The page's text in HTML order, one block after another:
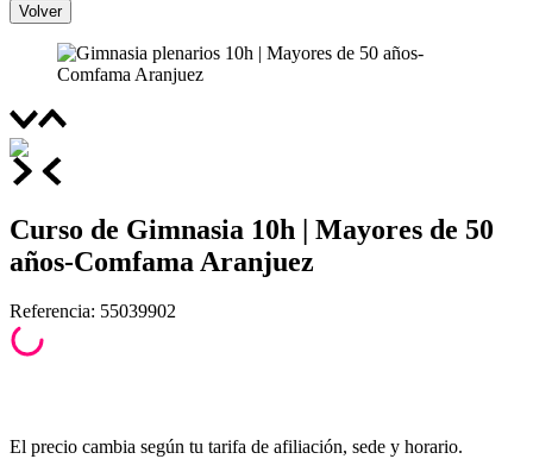
Volver
Curso de Gimnasia 10h | Mayores de 50
años-Comfama Aranjuez
Referencia: 55039902
El precio cambia según tu tarifa de afiliación, sede y horario.